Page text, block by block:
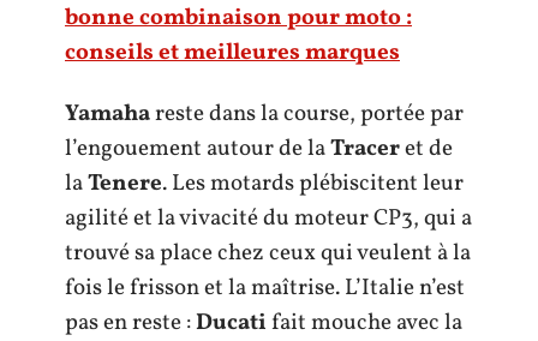
bonne combinaison pour moto :
conseils et meilleures marques
Yamahareste dans la course, portée par
l’engouement autour de laTraceret de
laTenere. Les motards plébiscitent leur
agilité et la vivacité du moteur CP3, qui a
trouvé sa place chez ceux qui veulent à la
fois le frisson et la maîtrise. L’Italie n’est
pas en reste :Ducatifait mouche avec la